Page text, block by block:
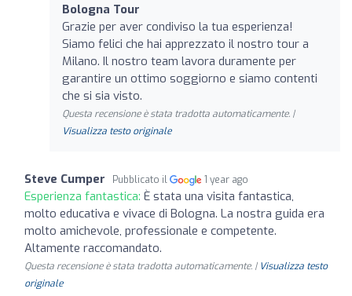
Bologna Tour
Grazie per aver condiviso la tua esperienza!
Siamo felici che hai apprezzato il nostro tour a
Milano. Il nostro team lavora duramente per
garantire un ottimo soggiorno e siamo contenti
che si sia visto.
Questa recensione è stata tradotta automaticamente. |
Visualizza testo originale
Steve Cumper Pubblicato il 1 year ago
Esperienza fantastica: È stata una visita fantastica,
molto educativa e vivace di Bologna. La nostra guida era
molto amichevole, professionale e competente.
Altamente raccomandato.
Questa recensione è stata tradotta automaticamente. | Visualizza testo
originale